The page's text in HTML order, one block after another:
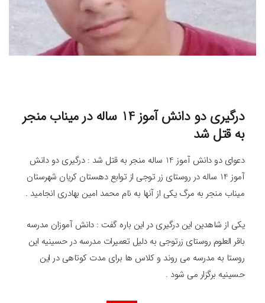
درگیری دو دانش آموز 14 ساله در میناب منجر
به قتل شد
دعوای دو دانش آموز 14 ساله منجر به قتل شد : درگیری دو دانش
آموز 14 ساله در روستای زر توجی از توابع دهستان کریان شهرستان
میناب منجر به مرگ یکی از آنها به نام محمد امین بهادری انجامید .
یکی از شاهدین این درگیری در این باره گفت : دانش آموزان مدرسه
باقر العلوم روستای زرتوجی به دلیل تعمیرات مدرسه در حسینیه این
روستا به مدرسه می روند و کلاس ها برای مدت کوتاهی در این
حسینیه برگزار می شود .